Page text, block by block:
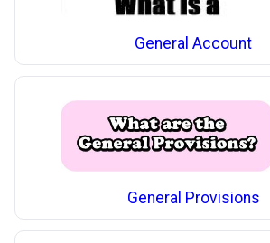
General Account
General Provisions